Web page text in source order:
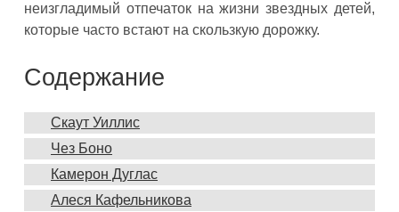
неизгладимый отпечаток на жизни звездных детей,
которые часто встают на скользкую дорожку.
Содержание
Скаут Уиллис
Чез Боно
Камерон Дуглас
Алеся Кафельникова